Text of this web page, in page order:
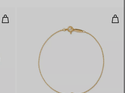
Bracelet jonc étroit à charnière